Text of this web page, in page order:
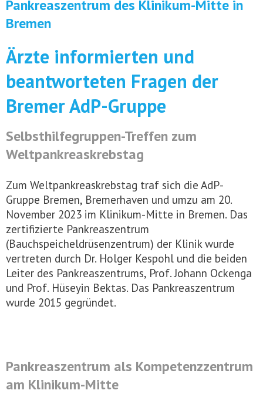
Pankreaszentrum des Klinikum-Mitte in
Bremen
Ärzte informierten und
beantworteten Fragen der
Bremer AdP-Gruppe
Selbsthilfegruppen-Treffen zum
Weltpankreaskrebstag
Zum Weltpankreaskrebstag traf sich die AdP-
Gruppe Bremen, Bremerhaven und umzu am 20.
November 2023 im Klinikum-Mitte in Bremen. Das
zertifizierte Pankreaszentrum
(Bauchspeicheldrüsenzentrum) der Klinik wurde
vertreten durch Dr. Holger Kespohl und die beiden
Leiter des Pankreaszentrums, Prof. Johann Ockenga
und Prof. Hüseyin Bektas. Das Pankreaszentrum
wurde 2015 gegründet.
Pankreaszentrum als Kompetenzzentrum
am Klinikum-Mitte